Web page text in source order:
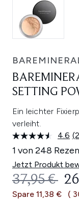
SETTING
Ein leichter
verleiht.
4.6
1 von 248
Jetzt Produkt
37,95 €
Spare 11,38 € (